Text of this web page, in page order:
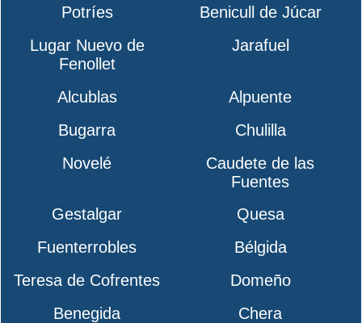
Potríes
Benicull de Júcar
Lugar Nuevo de
Fenollet
Jarafuel
Alcublas
Alpuente
Bugarra
Chulilla
Novelé
Caudete de las
Fuentes
Gestalgar
Quesa
Fuenterrobles
Bélgida
Teresa de Cofrentes
Domeño
Benegida
Chera